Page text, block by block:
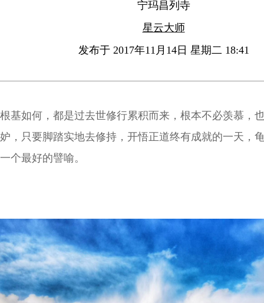
宁玛昌列寺
星云大师
发布于 2017年11月14日 星期二 18:41
根基如何，都是过去世修行累积而来，根本不必羡慕，
妒，只要脚踏实地去修持，开悟正道终有成就的一天，
一个最好的譬喻。